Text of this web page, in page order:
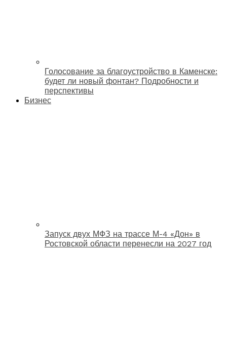
Голосование за благоустройство в Каменске:
будет ли новый фонтан? Подробности и
перспективы
Бизнес
Запуск двух МФЗ на трассе М-4 «Дон» в
Ростовской области перенесли на 2027 год